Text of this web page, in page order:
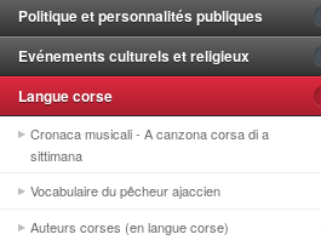
Politique et personnalités publiques
Evénements culturels et religieux
Langue corse
Cronaca musicali - A canzona corsa di a
sittimana
Vocabulaire du pêcheur ajaccien
Auteurs corses (en langue corse)